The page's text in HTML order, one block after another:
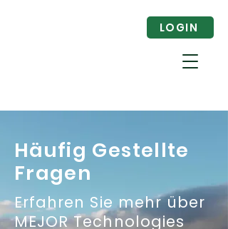
LOGIN
Häufig Gestellte
Fragen
Erfahren Sie mehr über
MEJOR Technologies